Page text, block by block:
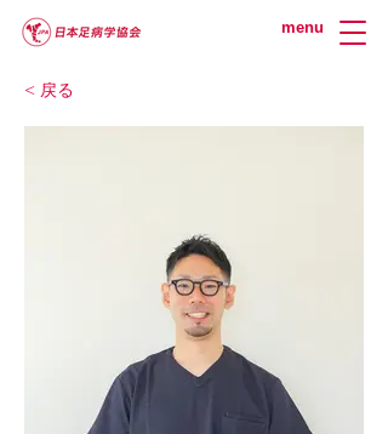
menu
< 戻る